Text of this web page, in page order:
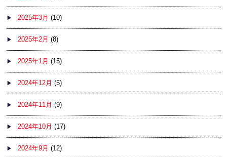
2025年3月 (10)
2025年2月 (8)
2025年1月 (15)
2024年12月 (5)
2024年11月 (9)
2024年10月 (17)
2024年9月 (12)